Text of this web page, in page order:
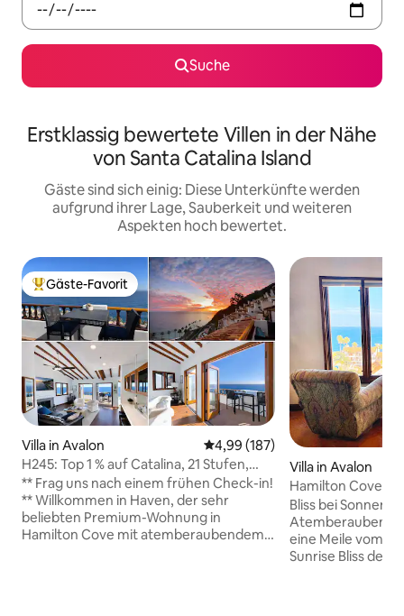
Suche
Erstklassig bewertete Villen in der Nähe
von Santa Catalina Island
Gäste sind sich einig: Diese Unterkünfte werden
aufgrund ihrer Lage, Sauberkeit und weiteren
Aspekten hoch bewertet.
Beliebter Gäste-Favorit.
Gäste-Favorit
Villa in Avalon Durchschnittliche Bewertung:
4,99 (187)
H245: Top 1 % auf Catalina, 21 Stufen,
neuer Golfwagen
** Frag uns nach einem frühen Check-in!
** Willkommen in Haven, der sehr
beliebten Premium-Wohnung in
Hamilton Cove mit atemberaubendem,
Villa in Avalon
Hamilton Cove –
Meerblick und
Bliss bei
Atemberaubende
eine Meile vom
Sunrise Bliss dein